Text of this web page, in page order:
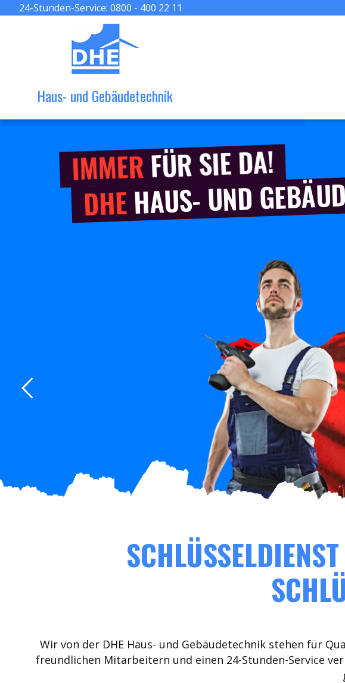
24-Stunden-Service: 0800 - 400 22 11
Haus- und Gebäudetechnik
IMMERFÜR SIE DA!
DHEHAUS- UND
Wir von der DHE Haus- und Gebäudetechnik stehen für
freundlichen Mitarbeitern und einen 24-Stunden-Service